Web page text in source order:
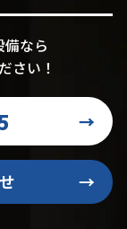
なら
さい！
→
→